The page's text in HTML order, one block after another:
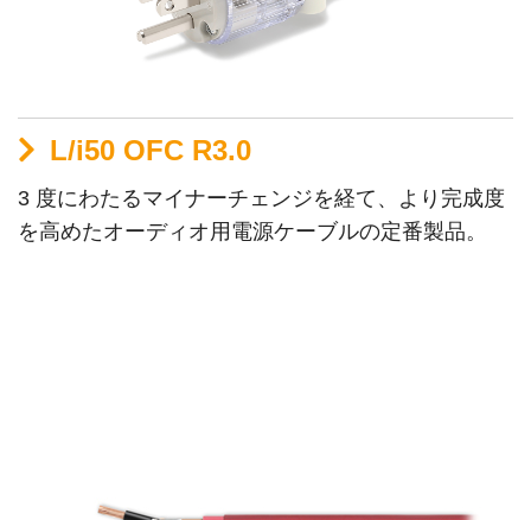
L/i50 OFC R3.0
3 度にわたるマイナーチェンジを経て、より完成度
を高めたオーディオ用電源ケーブルの定番製品。